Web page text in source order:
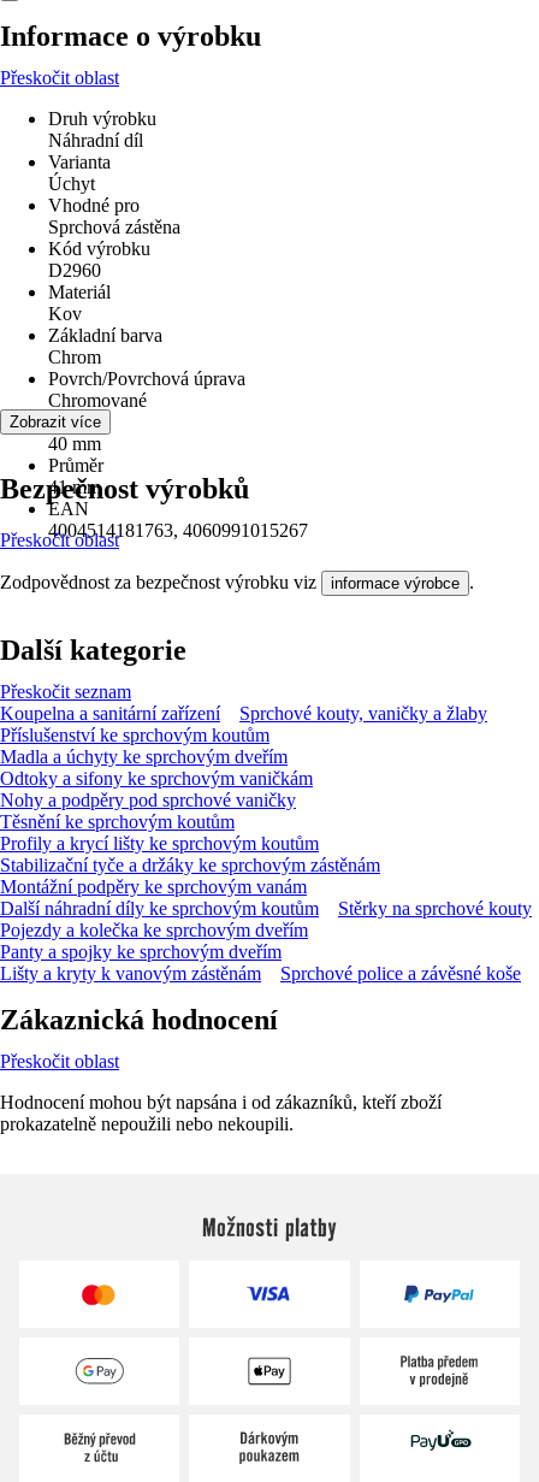
Informace o výrobku
Přeskočit oblast
Druh výrobku
Náhradní díl
Varianta
Úchyt
Vhodné pro
Sprchová zástěna
Kód výrobku
D2960
Materiál
Kov
Základní barva
Chrom
Povrch/Povrchová úprava
Chromované
Výška
40 mm
Průměr
41 mm
EAN
4004514181763, 4060991015267
Zobrazit více
Bezpečnost výrobků
Přeskočit oblast
Zodpovědnost za bezpečnost výrobku viz informace výrobce .
Další kategorie
Přeskočit seznam
Koupelna a sanitární zařízení
Sprchové kouty, vaničky a žlaby
Příslušenství ke sprchovým koutům
Madla a úchyty ke sprchovým dveřím
Odtoky a sifony ke sprchovým vaničkám
Nohy a podpěry pod sprchové vaničky
Těsnění ke sprchovým koutům
Profily a krycí lišty ke sprchovým koutům
Stabilizační tyče a držáky ke sprchovým zástěnám
Montážní podpěry ke sprchovým vanám
Další náhradní díly ke sprchovým koutům
Stěrky na sprchové kouty
Pojezdy a kolečka ke sprchovým dveřím
Panty a spojky ke sprchovým dveřím
Lišty a kryty k vanovým zástěnám
Sprchové police a závěsné koše
Zákaznická hodnocení
Přeskočit oblast
Hodnocení mohou být napsána i od zákazníků, kteří zboží
prokazatelně nepoužili nebo nekoupili.
Možnosti platby